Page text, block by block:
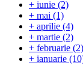
+ iunie (2)
+ mai (1)
+ aprilie (4)
+ martie (2)
+ februarie (2)
+ ianuarie